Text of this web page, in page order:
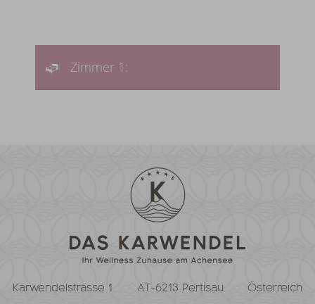
Zimmer 1:
Karwendelstrasse 1 AT-6213 Pertisau Österreich